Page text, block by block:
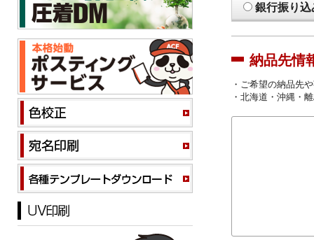
銀行振り込
納品先情
・ご希望の納品先
・北海道・沖縄・